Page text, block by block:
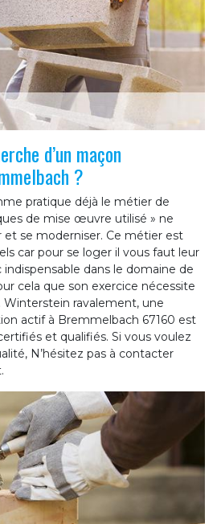
d’un maçon
?
pratique déjà le métier de
de mise œuvre utilisé » ne
et se moderniser. Ce métier est
car pour se loger il vous faut leur
dans le domaine de
cela que son exercice nécessite
Winterstein ravalement, une
actif à Bremmelbach 67160 est
et qualifiés. Si vous voulez
N’hésitez pas à contacter